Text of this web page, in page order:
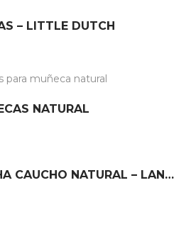
– LITTLE DUTCH
NATURAL
MORDEDOR CONCHA CAUCHO NATURAL – LANCO